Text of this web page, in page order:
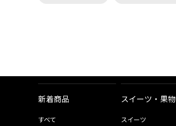
新着商品
すべて
スイーツ・果物
スイーツ